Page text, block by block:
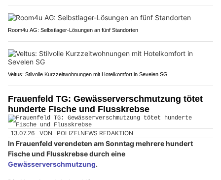
EM Haustechnik GmbH: Ihr Fachpartner für Alarmanlagen und Sicherheitslösungen
Room4u AG: Selbstlager-Lösungen an fünf Standorten
Veltus: Stilvolle Kurzzeitwohnungen mit Hotelkomfort in Sevelen SG
Frauenfeld TG: Gewässerverschmutzung tötet
hunderte Fische und Flusskrebse
13.07.26 VON POLIZEI.NEWS REDAKTION